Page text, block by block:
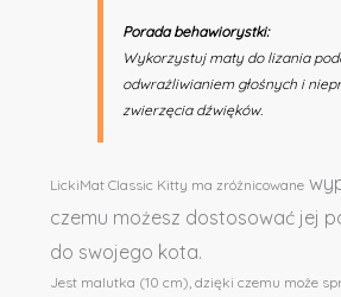
Porada behawiorystki:
Wykorzystuj maty do lizania
odwrażliwianiem głośnych i
zwierzęcia dźwięków.
LickiMat Classic Kitty ma zróżnicowane
czemu możesz dostosować jej
do swojego kota.
Jest malutka (10 cm), dzięki czemu może